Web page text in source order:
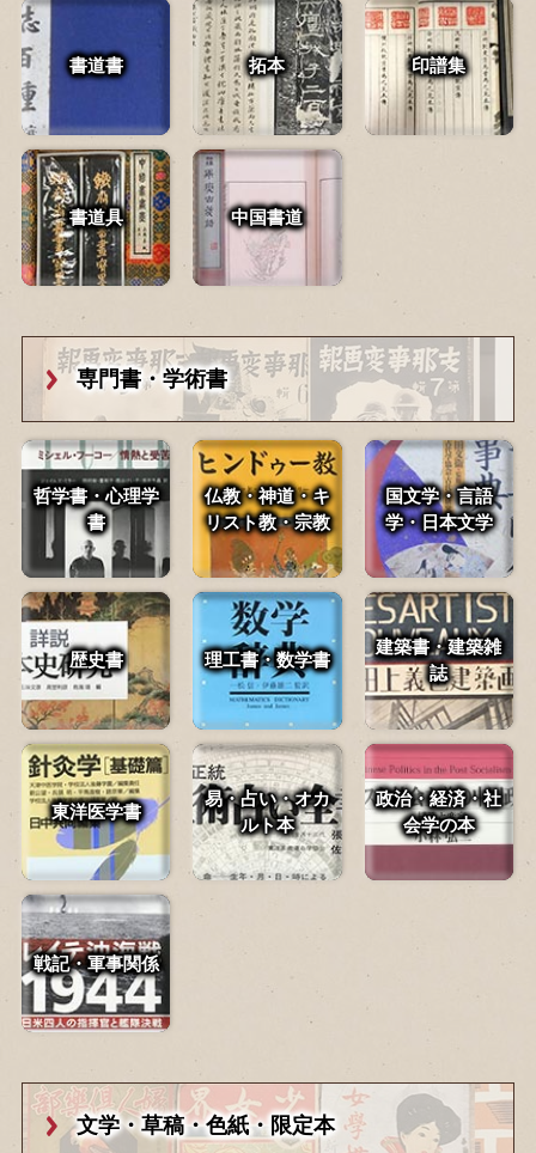
書道書 拓本 印譜集
書道具 中国書道
専門書・学術書
哲学書・心理学
書
仏教・神道・キ
リスト教・宗教
国文学・言語
学・日本文学
歴史書 理工書・数学書
建築書・建築雑
誌
東洋医学書
易・占い・オカ
ルト本
政治・経済・社
会学の本
戦記・軍事関係
文学・草稿・色紙・限定本